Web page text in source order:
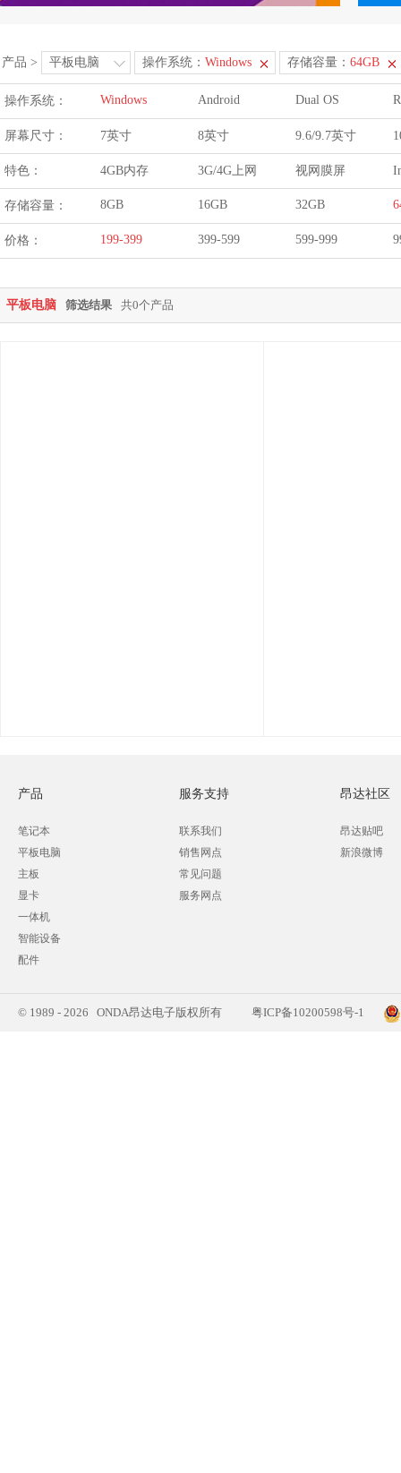
产品 > 平板电脑 操作系统： Windows 存储容量： 64GB
操作系统： Windows Android Dual OS
屏幕尺寸： 7英寸 8英寸 9.6/9.7英寸
特色： 4GB内存 3G/4G上网 视网膜屏
存储容量： 8GB 16GB 32GB
价格： 199-399 399-599 599-999
平板电脑 筛选结果 共0个产品
产品
笔记本
平板电脑
主板
显卡
一体机
智能设备
配件
服务支持
联系我们
销售网点
常见问题
服务网点
昂达社区
昂达贴吧
新浪微博
© 1989 - 2026 ONDA昂达电子版权所有 粤ICP备10200598号-1